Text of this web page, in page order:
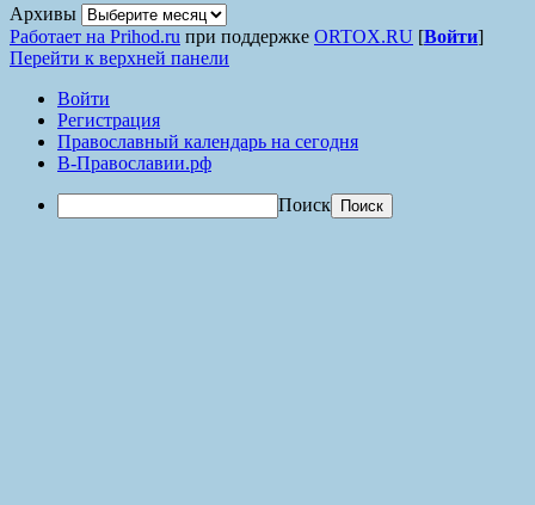
Архивы
Работает на Prihod.ru при поддержке ORTOX.RU [Войти]
Перейти к верхней панели
Войти
Регистрация
Православный календарь на сегодня
В-Православии.рф
Поиск